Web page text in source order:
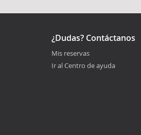
¿Dudas? Contáctanos
Mis reservas
Ir al Centro de ayuda